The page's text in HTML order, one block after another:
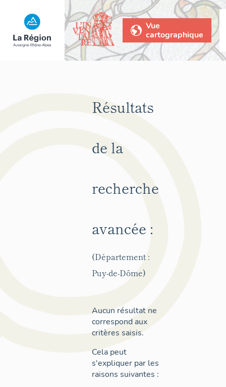
Vue
cartographique
Résultats
de la
recherche
avancée :
(Département :
Puy-de-Dôme)
Aucun résultat ne
correspond aux
critères saisis.
Cela peut
s'expliquer par les
raisons suivantes :